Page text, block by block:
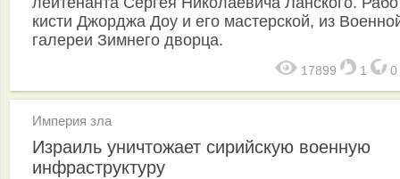
кисти Джорджа Доу и его мастерской, из
галереи Зимнего дворца.
17899 1 0
Империя зла
Израиль уничтожает сирийскую военную
инфраструктуру